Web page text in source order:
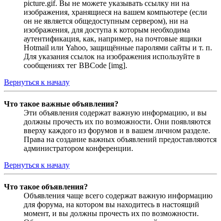
picture.gif. Вы не можете указывать ссылку ни на
изображения, хранящиеся на вашем компьютере (если
он не является общедоступным сервером), ни на
изображения, для доступа к которым необходима
аутентификация, как, например, на почтовые ящики
Hotmail или Yahoo, защищённые паролями сайты и т. п.
Для указания ссылок на изображения используйте в
сообщениях тег BBCode [img].
Вернуться к началу
Что такое важные объявления?
Эти объявления содержат важную информацию, и вы
должны прочесть их по возможности. Они появляются
вверху каждого из форумов и в вашем личном разделе.
Права на создание важных объявлений предоставляются
администратором конференции.
Вернуться к началу
Что такое объявления?
Объявления чаще всего содержат важную информацию
для форума, на котором вы находитесь в настоящий
момент, и вы должны прочесть их по возможности.